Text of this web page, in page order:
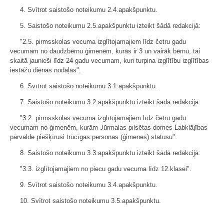
4. Svītrot saistošo noteikumu 2.4.apakšpunktu.
5. Saistošo noteikumu 2.5.apakšpunktu izteikt šādā redakcijā:
"2.5. pirmsskolas vecuma izglītojamajiem līdz četru gadu
vecumam no daudzbērnu ģimenēm, kurās ir 3 un vairāk bērnu, tai
skaitā jaunieši līdz 24 gadu vecumam, kuri turpina izglītību izglītības
iestāžu dienas nodaļās".
6. Svītrot saistošo noteikumu 3.1.apakšpunktu.
7. Saistošo noteikumu 3.2.apakšpunktu izteikt šādā redakcijā:
"3.2. pirmsskolas vecuma izglītojamajiem līdz četru gadu
vecumam no ģimenēm, kurām Jūrmalas pilsētas domes Labklājības
pārvalde piešķīrusi trūcīgas personas (ģimenes) statusu".
8. Saistošo noteikumu 3.3.apakšpunktu izteikt šādā redakcijā:
"3.3. izglītojamajiem no piecu gadu vecuma līdz 12.klasei".
9. Svītrot saistošo noteikumu 3.4.apakšpunktu.
10. Svītrot saistošo noteikumu 3.5.apakšpunktu.